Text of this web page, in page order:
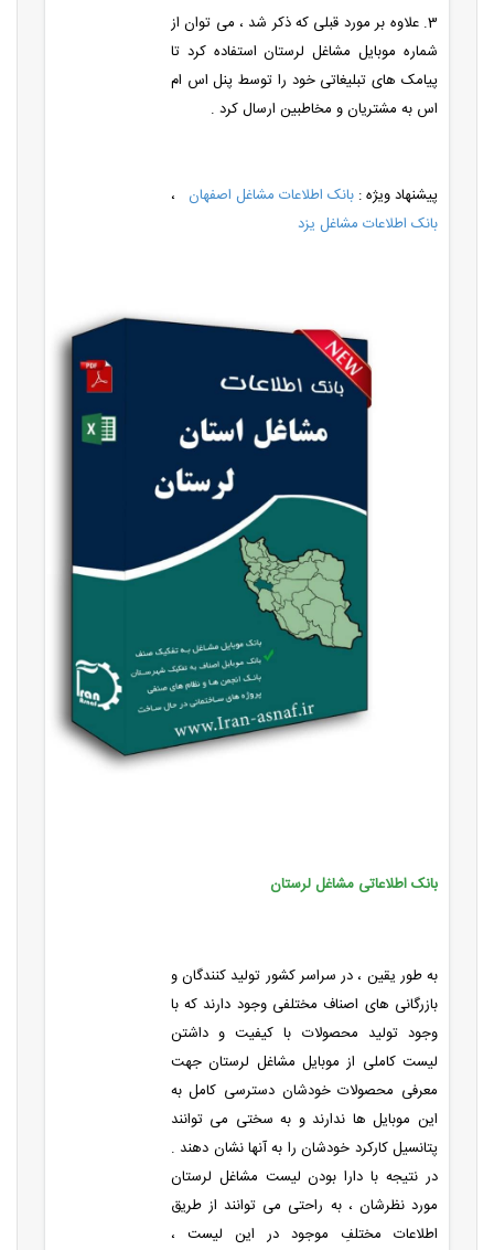
3. علاوه بر مورد قبلی که ذکر شد ، می توان از
شماره موبایل مشاغل لرستان استفاده کرد تا
پیامک های تبلیغاتی خود را توسط پنل اس ام
اس به مشتریان و مخاطبین ارسال کرد .
پیشنهاد ویژه :بانک اطلاعات مشاغل اصفهان ،
بانک اطلاعات مشاغل یزد
بانک اطلاعاتی مشاغل لرستان
به طور یقین ، در سراسر کشور تولید کنندگان و
بازرگانی های اصناف مختلفی وجود دارند که با
وجود تولید محصولات با کیفیت و داشتن
لیست کاملی از موبایل مشاغل لرستان جهت
معرفی محصولات خودشان دسترسی کامل به
این موبایل ها ندارند و به سختی می توانند
پتانسیل کارکرد خودشان را به آنها نشان دهند .
در نتیجه با دارا بودن لیست مشاغل لرستان
مورد نظرشان ، به راحتی می توانند از طریق
اطلاعات مختلفِ موجود در این لیست ،